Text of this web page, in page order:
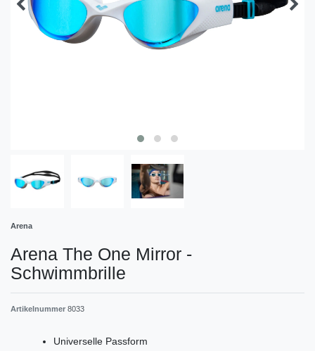
Arena
Arena The One Mirror -
Schwimmbrille
Artikelnummer 8033
Universelle Passform